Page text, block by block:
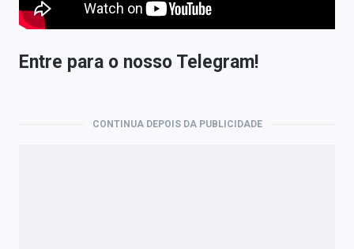
Entre para o nosso Telegram!
CONTINUA DEPOIS DA PUBLICIDADE